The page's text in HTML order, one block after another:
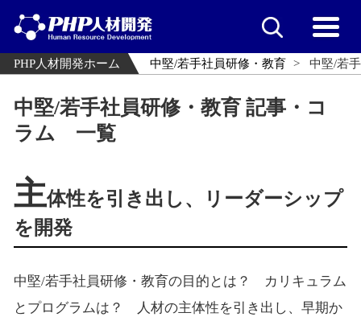
PHP人材開発ホーム 中堅/若手社員研修・教育 中堅/若
中堅/若手社員研修・教育 記事・コ
ラム 一覧
主体性を引き出し、リーダーシップ
を開発
中堅/若手社員研修・教育の目的とは？ カリキュラム
とプログラムは？ 人材の主体性を引き出し、早期か